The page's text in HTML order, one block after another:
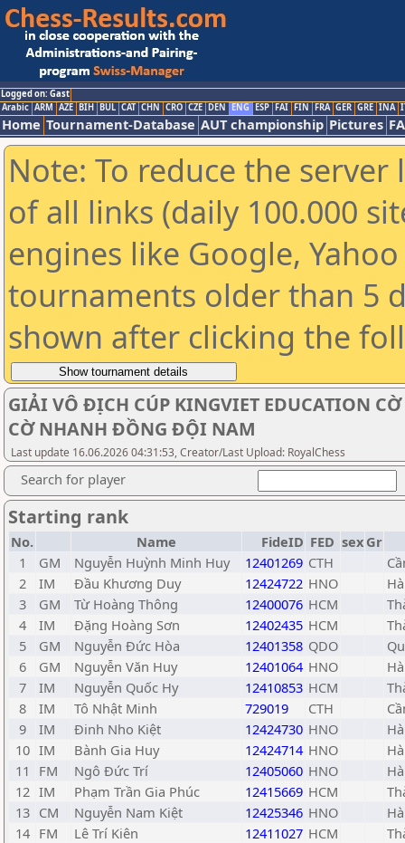
Logged on: Gast
Arabic ARM AZE BIH BUL CAT CHN CRO CZE DEN ENG ESP FAI FIN FRA GER GRE INA
Home Tournament-Database AUT championship Pictures
Note: To reduce the
of all links (daily 100.000
engines like Google,
tournaments older than 5
shown after clicking the
GIẢI VÔ ĐỊCH CÚP KINGVIET EDUCATION
CỜ NHANH ĐỒNG ĐỘI NAM
Last update 16.06.2026 04:31:53, Creator/Last Upload: RoyalChess
Search for player
Starting rank
No. Name FideID FED sex Gr
1
GM Nguyễn Huỳnh Minh Huy 12401269 CTH
2
IM Đầu Khương Duy 12424722 HNO
3
GM Từ Hoàng Thông 12400076 HCM
4
IM Đặng Hoàng Sơn 12402435 HCM
5
GM Nguyễn Đức Hòa 12401358 QDO
6
GM Nguyễn Văn Huy 12401064 HNO
7
IM Nguyễn Quốc Hy 12410853 HCM
8
IM Tô Nhật Minh 729019 CTH
9
IM Đinh Nho Kiệt 12424730 HNO
10 IM Bành Gia Huy 12424714 HNO
11
FM Ngô Đức Trí 12405060 HNO
12 IM Phạm Trần Gia Phúc 12415669 HCM
13 CM Nguyễn Nam Kiệt 12425346 HNO
14 FM Lê Trí Kiên 12411027 HCM